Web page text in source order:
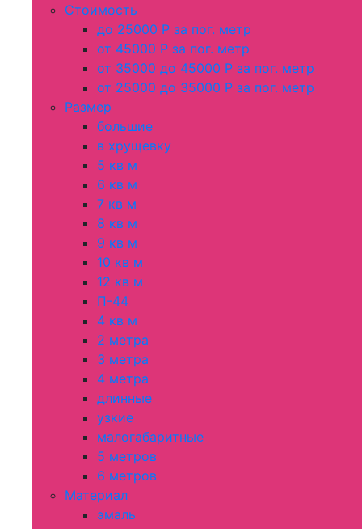
Стоимость
до 25000 Р за пог. метр
от 45000 Р за пог. метр
от 35000 до 45000 Р за пог. метр
от 25000 до 35000 Р за пог. метр
Размер
большие
в хрущевку
5 кв м
6 кв м
7 кв м
8 кв м
9 кв м
10 кв м
12 кв м
П-44
4 кв м
2 метра
3 метра
4 метра
длинные
узкие
малогабаритные
5 метров
6 метров
Материал
эмаль